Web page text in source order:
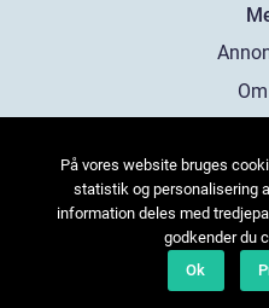
På vores website bruges
statistik og personalisering
information deles med
godkender du
Ok